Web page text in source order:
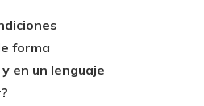
forma
en un lenguaje